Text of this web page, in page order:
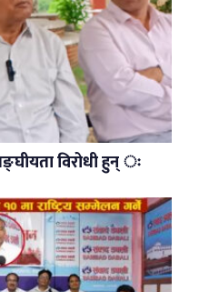
विरोधी हुन् ः